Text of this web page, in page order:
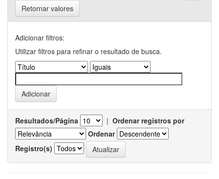
Retornar valores
Adicionar filtros:
Utilizar filtros para refinar o resultado de busca.
Resultados/Página | Ordenar registros por
Ordenar
Registro(s)